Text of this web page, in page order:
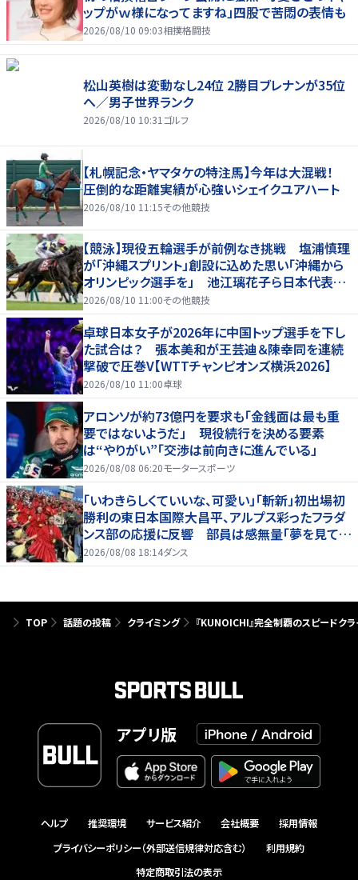
ップがｗ様になってますね」四股で苦悶の表情も
2026/08/10 09:03相撲格闘技
松山英樹は変動なし24位 2勝目ブレナンが35位
へ／男子世界ランク
2026/08/10 10:31 ゴルフ
【札幌記念・ヤマタケの特注馬】今年は大混戦！
圧倒的な距離実績が心強いシェイクユアハート
2026/08/10 11:15その他競技
【競泳】現役五輪選手が前例なき挑戦 塩浦慎理
が「沖縄スプリント」創設に込めた思い「沖縄から
オリンピック選手を」 池江璃花子ら日本代表も
参戦
2026/08/10 11:00その他競技
卓球日本女子が2026年に中国トップ選手を下し
た試合は？ 張本美和が王芸迪＆陳幸同を連続
撃破で圧巻V【WTTチャンピオンズ横浜2026】
2026/08/10 11:00卓球
アロンソが約73億円を要求も「金銭面は最も重
要ではないようだ」 現役続行を決める要素
は“やりがい”「交渉は前向きに進んでいる」
2026/08/08 06:20モータースポーツ
「いわきらしくていいな、可愛い」「斬新」初出場初
勝利の東日本国際大昌平、アルプス彩ったフラダ
ンス部の応援に反響 部員は感無量「夢を見てい
るよう」
2026/08/08 18:14ダンス
TOP 話題の投稿 クライミング 『KUNOICHI』完全制覇のスピードク
アプリ版
ヘルプ 推奨環境 サービス紹介 会社概要
採用情報
プライバシーポリシー（外部送信規律対応含む）
利用規約
特定商取引法の表示